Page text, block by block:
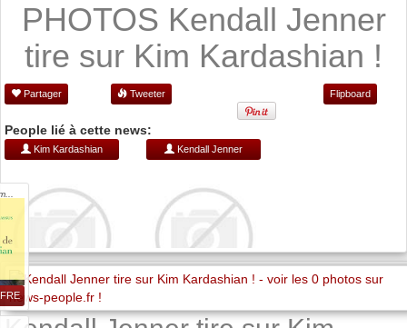
PHOTOS Kendall Jenner
tire sur Kim Kardashian !
Partager Tweeter Flipboard
People lié à cette news:
Kim Kardashian Kendall Jenner